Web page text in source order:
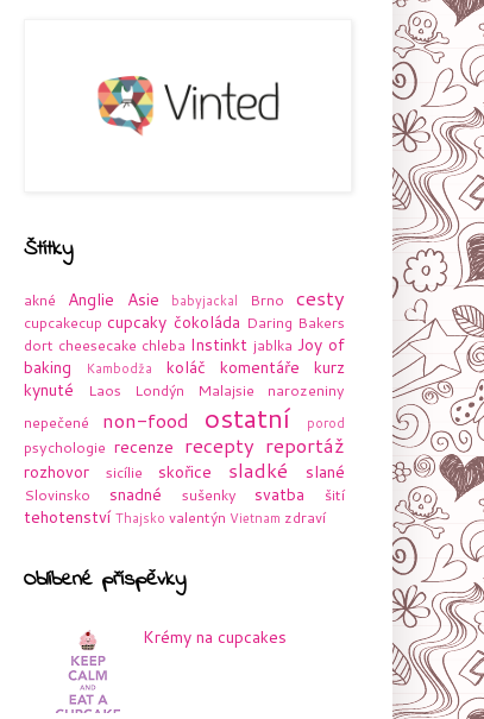
Štítky
akné Anglie Asie babyjackal Brno cesty
cupcakecup cupcaky čokoláda Daring Bakers
dort cheesecake chleba Instinkt jablka Joy of
baking
Kambodža koláč komentáře
kurz
kynuté
Laos Londýn Malajsie
narozeniny
nepečené
non-food ostatní porod
psychologie recenze recepty reportáž
rozhovor sicílie skořice sladké slané
Slovinsko snadné sušenky svatba šití
tehotenství Thajsko valentýn Vietnam zdraví
Oblíbené příspěvky
Krémy na cupcakes